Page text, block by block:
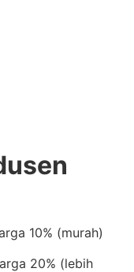
10% (murah)
20% (lebih